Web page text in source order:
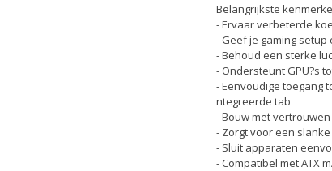
Belangrijkste
- Ervaar verbeterde
- Geef je gaming
- Behoud een sterke
- Ondersteunt GPU?s
- Eenvoudige toegang
ntegreerde tab
- Bouw met
- Zorgt voor een
- Sluit apparaten
- Compatibel met ATX